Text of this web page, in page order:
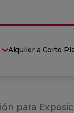
Alquiler a Corto
para